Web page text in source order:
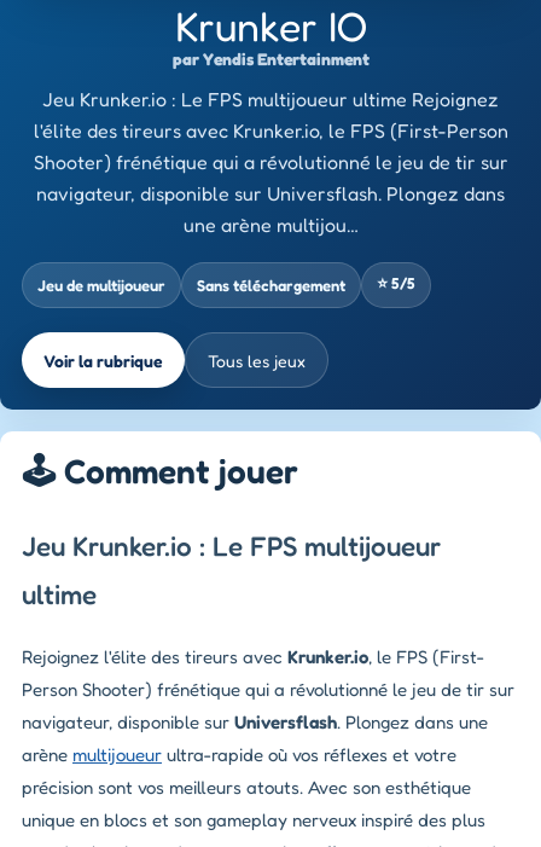
Krunker IO
par Yendis Entertainment
Jeu Krunker.io : Le FPS multijoueur ultime Rejoignez
l'élite des tireurs avec Krunker.io, le FPS (First-Person
Shooter) frénétique qui a révolutionné le jeu de tir sur
navigateur, disponible sur Universflash. Plongez dans
une arène multijou…
Jeu de multijoueur Sans téléchargement ⭐ 5/5
Voir la rubrique Tous les jeux
🕹️ Comment jouer
Jeu Krunker.io : Le FPS multijoueur
ultime
Rejoignez l'élite des tireurs avec Krunker.io, le FPS (First-
Person Shooter) frénétique qui a révolutionné le jeu de tir sur
navigateur, disponible sur Universflash. Plongez dans une
arène multijoueur ultra-rapide où vos réflexes et votre
précision sont vos meilleurs atouts. Avec son esthétique
unique en blocs et son gameplay nerveux inspiré des plus